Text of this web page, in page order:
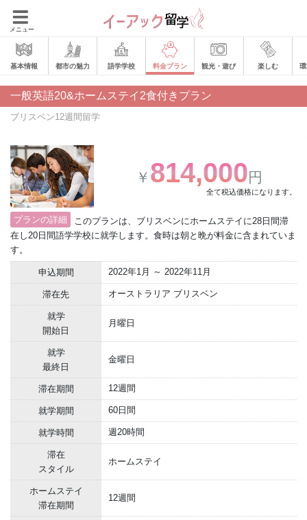
メニュー
基本情報 都市の魅力 語学学校 料金プラン 観光・遊び 楽しむ
一般英語20&ホームステイ2食付きプラン
ブリスベン12週間留学
￥ 814,000円
全て税込価格になります。
プランの詳細
このプランは、ブリスベンにホームステイに28日間滞
在し20日間語学学校に就学します。食時は朝と晩が料金に含まれていま
す。
申込期間 2022年1月 ～ 2022年11月
滞在先 オーストラリア ブリスベン
就学
開始日
月曜日
就学
最終日
金曜日
滞在期間 12週間
就学期間 60日間
就学時間 週20時間
滞在
スタイル
ホームステイ
ホームステイ
滞在期間
12週間